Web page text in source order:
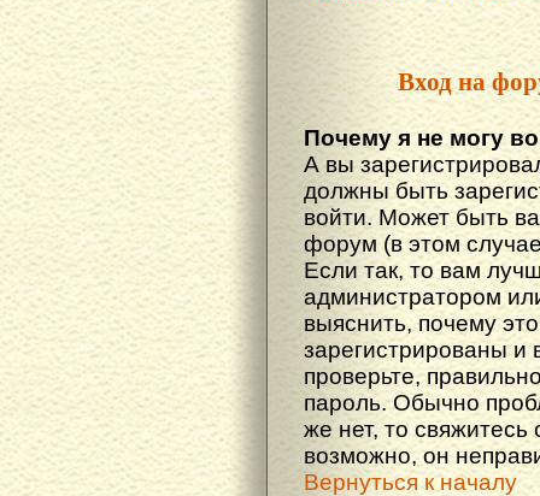
Вход на
Почему я не могу
А вы
должны быть
войти. Может быть
форум (в этом
Если так, то вам
администратором
выяснить, почему
зарегистрированы и
проверьте,
пароль. Обычно
же нет, то
возможно, он
Вернуться к началу